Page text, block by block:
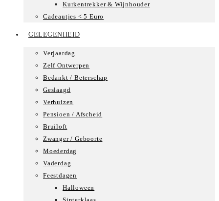
Kurkentrekker & Wijnhouder
Cadeautjes < 5 Euro
GELEGENHEID
Verjaardag
Zelf Ontwerpen
Bedankt / Beterschap
Geslaagd
Verhuizen
Pensioen / Afscheid
Bruiloft
Zwanger / Geboorte
Moederdag
Vaderdag
Feestdagen
Halloween